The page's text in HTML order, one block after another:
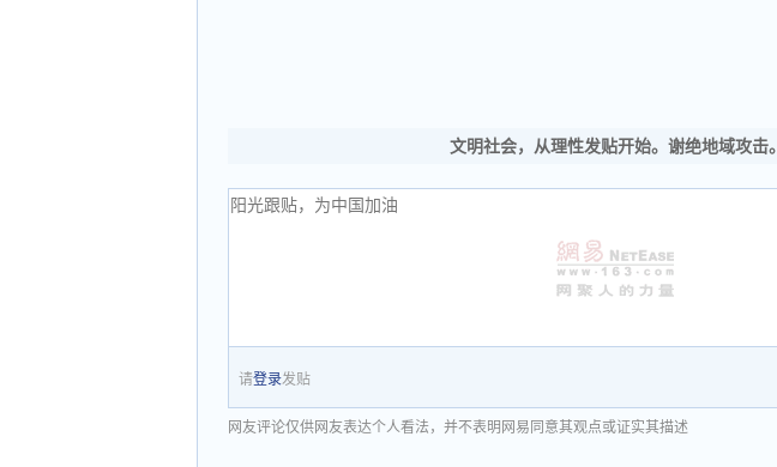
文明社会，从理性发贴开始。谢绝地域攻击。
请登录发贴
网友评论仅供网友表达个人看法，并不表明网易同意其观点或证实其描述